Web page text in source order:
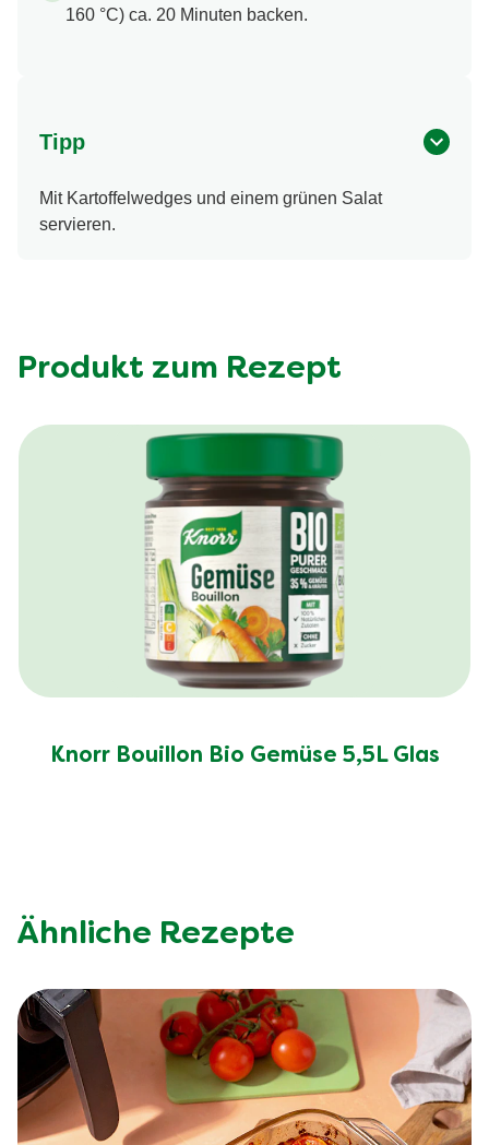
160 °C) ca. 20 Minuten backen.
Tipp
Mit Kartoffelwedges und einem grünen Salat
servieren.
Produkt zum Rezept
Knorr Bouillon Bio Gemüse 5,5L Glas
Ähnliche Rezepte